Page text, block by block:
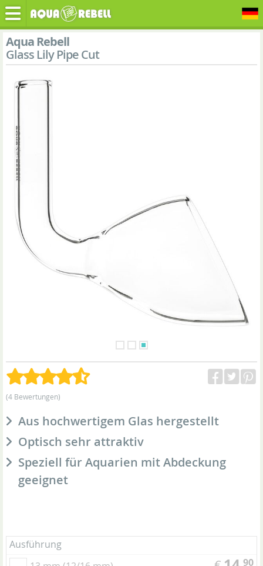
Aqua Rebell
Glass Lily Pipe Cut
(4 Bewertungen)
Aus hochwertigem Glas hergestellt
Optisch sehr attraktiv
Speziell für Aquarien mit Abdeckung
geeignet
Ausführung
90